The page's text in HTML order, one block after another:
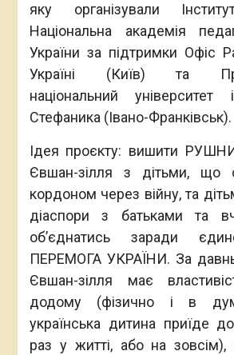
яку організували
Національна академія
України за підтримки Офіс
Україні (Київ) та
національний університет
Стефаника (Івано-Франківськ).
Ідея проєкту: вишити
Євшан-зілля з дітьми, що
кордоном через війну, та
діаспори з батьками та
об’єднатись заради
ПЕРЕМОГА УКРАЇНИ. За
Євшан-зілля має
додому (фізично і в
українська дитина приїде
раз у житті, або на зовсім),